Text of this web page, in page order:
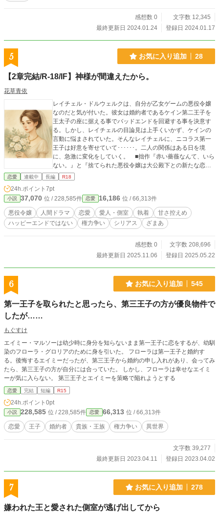
感想数 0
文字数 12,345
最終更新日 2024.01.24
登録日 2024.01.17
5 お気に入り追加 28
【2章完結/R-18/IF】神様が間違えたから。
花草青依
レイチェル・ドルウェルクは、自分が乙女ゲームの悪役令嬢
なのだと気が付いた。彼女は婚約者であるケイン第二王子を
王太子の座に据える事でバッドエンドを回避する事を決意す
る。しかし、レイチェルの目論見は上手くいかず、ケインの
言動に悩まされていた。そんなレイチェルに、ニコラス第一
王子は好意を寄せていて･･････。二人の関係はある日を境
に、急激に変化をしていく。 ■拙作『赤い薔薇なんて、いら
ない。』と『捨てられた悪役令嬢は大公殿下との新たな恋に
夢を見る』のパラレルワールド（もし、レイチェルの婚約者
んでいなくても、全く問題なく読めます。すでに読んだこと
のある方は、「バタフライエフェクト」をお楽しみ下さい。
■notテンプレ物で、大道を外れています。「恋愛」をテー
マにしていますが、ジャンルとしてはいわゆる人間ドラマ。1
章時点で、読了感はあまり良いものではないかも？（苦手な
ました。「★」の付いている話は、追加エピソードになりま
す。 ■画像は生成AI（ChatGPT）
恋愛 連載中 長編 R18
24h.ポイント 7pt
小説 37,070 位 / 228,585件 恋愛 16,186 位 / 66,313件
悪役令嬢 人間ドラマ 恋愛 愛人・側室 執着
甘さ控えめ
ハッピーエンドではない
権力争い シリアス ざまあ
感想数 0
文字数 208,696
最終更新日 2025.11.06
登録日 2025.05.22
6 お気に入り追加 545
第一王子を取られたと思ったら、第三王子の方が優良物件で
したが……
もぐすけ
エイミー・マルソーは幼少時に身分を知らないまま第一王子に恋をするが、幼馴
染のフローラ・グロリアのために身を引いた。 フローラは第一王子と婚約す
る。後悔するエイミーだったが、第三王子から婚約の申し入れがあり、会ってみ
たら、第三王子の方が自分には合っていた。 しかし、フローラは幸せなエイミ
ーが気に入らない。 第三王子とエイミーを策略で陥れようとする
恋愛 完結 短編 R15
24h.ポイント 0pt
小説 228,585 位 / 228,585件 恋愛 66,313 位 / 66,313件
恋愛 王子 婚約者 貴族・王族 権力争い 異世界
文字数 39,277
最終更新日 2023.04.11
登録日 2023.04.02
7 お気に入り追加 278
嫌われた王と愛された側室が逃げ出してから